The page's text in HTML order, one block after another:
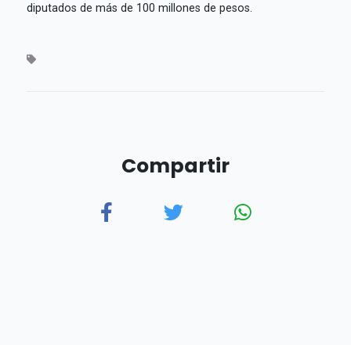
diputados de más de 100 millones de pesos.
Compartir